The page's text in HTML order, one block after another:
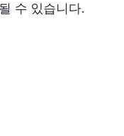
수 있습니다.